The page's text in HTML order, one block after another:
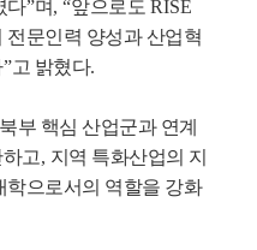
다”며, “앞으로도 RISE
문인력 양성과 산업혁
”고 밝혔다.
부 핵심 산업군과 연계
고, 지역 특화산업의 지
학으로서의 역할을 강화